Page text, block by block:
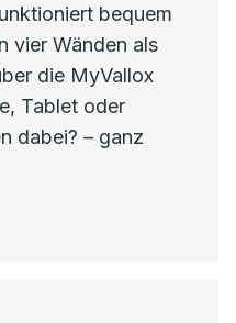
bequem
vier Wänden als
die MyVallox
Tablet oder
dabei? – ganz